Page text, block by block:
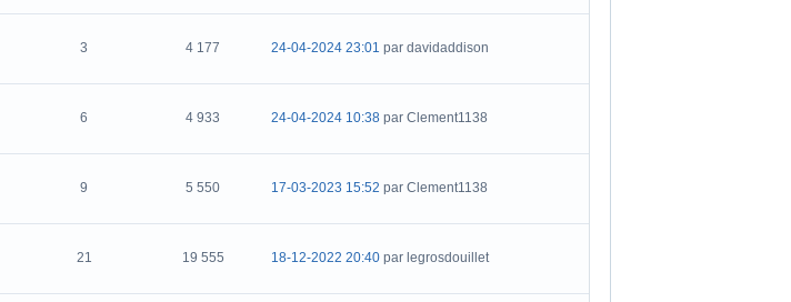
3
4 177 24-04-2024 23:01 par davidaddison
6
4 933 24-04-2024 10:38 par Clement1138
9
5 550 17-03-2023 15:52 par Clement1138
21
19 555 18-12-2022 20:40 par legrosdouillet